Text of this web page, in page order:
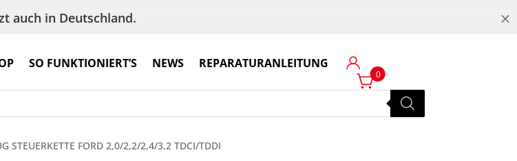
auch in Deutschland. M
SO FUNKTIONIERT’S NEWS REPARATURANLEITUNG Login
0
STEUERKETTE FORD 2,0/2,2/2,4/3,2 TDCI/TDDI